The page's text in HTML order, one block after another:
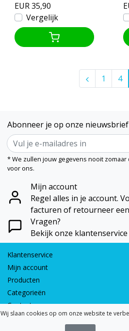
EUR 35,90
Vergelijk
1 4
Abonneer je op onze nieuwsbrief
* We zullen jouw gegevens nooit zomaar
voor ons.
Mijn account
Regel alles in je account.
facturen of retourneer
Vragen?
Bekijk onze
Klantenservice
Mijn account
Producten
Categorieën
Contactgegevens
Wij slaan cookies op om onze website te